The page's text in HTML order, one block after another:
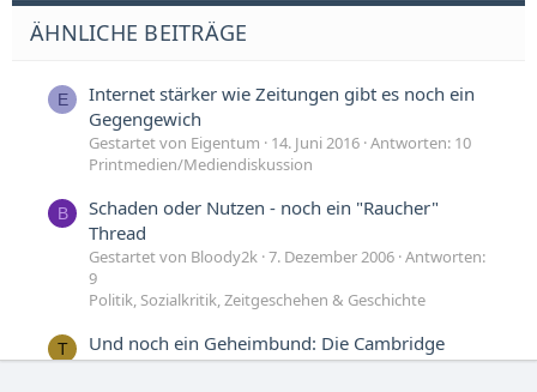
ÄHNLICHE BEITRÄGE
E
Internet stärker wie Zeitungen gibt es noch ein
Gegengewich
Gestartet von Eigentum 14. Juni 2016 Antworten: 10
Printmedien/Mediendiskussion
B
Schaden oder Nutzen - noch ein "Raucher"
Thread
Gestartet von Bloody2k 7. Dezember 2006 Antworten:
9
Politik, Sozialkritik, Zeitgeschehen & Geschichte
T
Und noch ein Geheimbund: Die Cambridge
Apostles